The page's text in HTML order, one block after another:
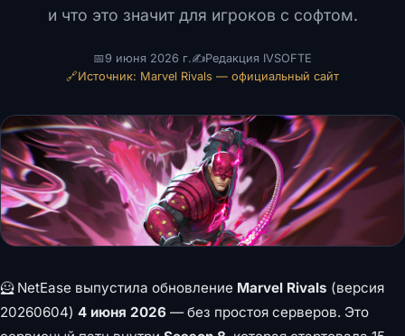
и что это значит для игроков с софтом.
📅9 июня 2026 г.✍️Редакция IVSOFTE
🔗Источник: Marvel Rivals — официальный сайт
🦸 NetEase выпустила обновление Marvel Rivals (версия
20260604) 4 июня 2026 — без простоя серверов. Это